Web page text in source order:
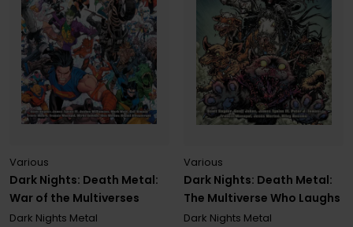
Dark Nights: Death Metal:
War of the Multiverses
Various
Dark Nights Metal
Dark Nights: Death Metal:
The Multiverse Who Laughs
Various
Dark Nights Metal